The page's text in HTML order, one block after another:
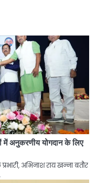
में अनुकरणीय योगदान के लिए
अभिनाश राय खन्ना बतौर